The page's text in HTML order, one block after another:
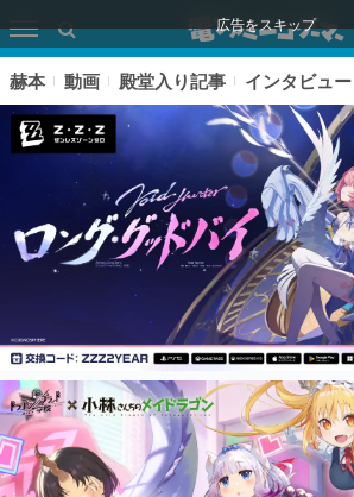
広告をスキップ
ピックアップ
電ファミのいま読まれている記事ランキング
赫本 動画 殿堂入り記事 インタビュー